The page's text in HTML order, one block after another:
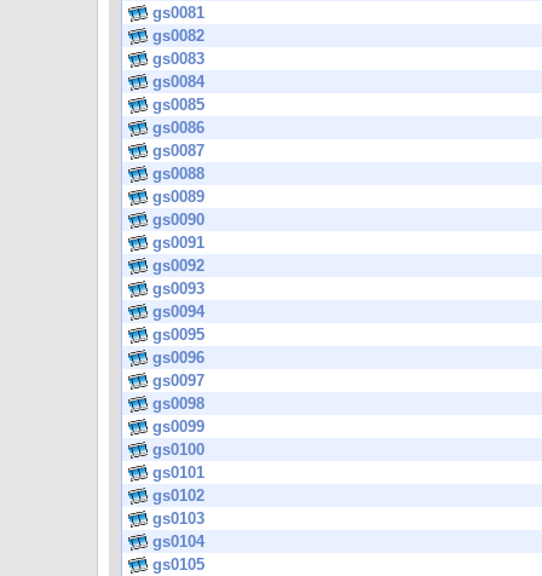
gs0081
gs0082
gs0083
gs0084
gs0085
gs0086
gs0087
gs0088
gs0089
gs0090
gs0091
gs0092
gs0093
gs0094
gs0095
gs0096
gs0097
gs0098
gs0099
gs0100
gs0101
gs0102
gs0103
gs0104
gs0105